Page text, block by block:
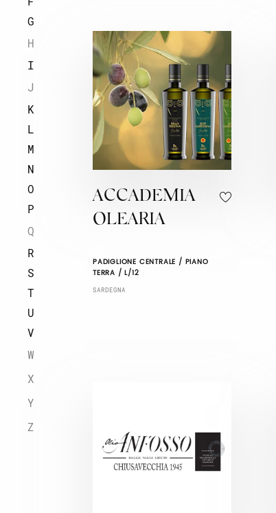
G
H
I
J
K
L
M
N
O
P
Q
R
S
T
U
V
W
X
Y
Z
ACCADEMIA
OLEARIA
PADIGLIONE CENTRALE / PIANO
TERRA / L/12
SARDEGNA